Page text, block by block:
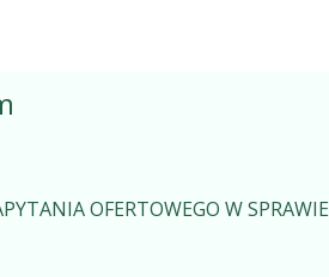
OFERTOWEGO W SPRAWIE